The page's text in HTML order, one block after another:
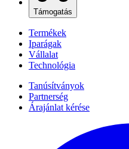
Támogatás
Termékek
Iparágak
Vállalat
Technológia
Tanúsítványok
Partnerség
Árajánlat kérése